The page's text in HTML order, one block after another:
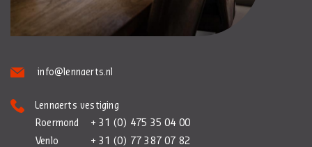
info@lennaerts.nl
Lennaerts vestiging
Roermond
+ 31 (0) 475 35 04 00
Venlo
+ 31 (0) 77 387 07 82